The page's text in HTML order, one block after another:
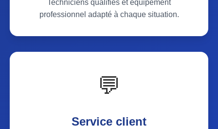
Techniciens qualifiés et équipement
professionnel adapté à chaque situation.
💬
Service client